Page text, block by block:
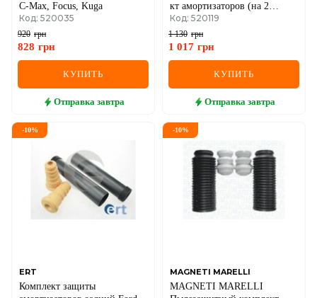
C-Max, Focus, Kuga
Код: 520035
920 грн
828 грн
КУПИТЬ
Отправка завтра
кт амортизаторов (на 2
амортизатора) TUCSON (JM)
2.0 04-, TUCSON (JM) 2.0
CRDi 06-10, KIA SPORTAGE
Код: 520119
1 130 грн
1 017 грн
КУПИТЬ
Отправка завтра
-10%
ERT
Комплект защиты
-10%
MAGNETI MARELLI
MAGNETI MARELLI